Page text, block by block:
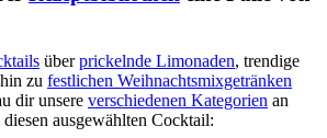
überprickelnde Limonaden, trendige
zu festlichen Weihnachtsmixgetränken
dir unsere verschiedenen Kategorien an
ausgewählten Cocktail: